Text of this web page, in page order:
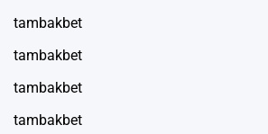
tambakbet
tambakbet
tambakbet
tambakbet